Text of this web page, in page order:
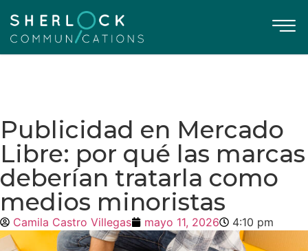
Publicidad en Mercado
Libre: por qué las marcas
deberían tratarla como
medios minoristas
Camila Castro Villegas mayo 11, 2026 4:10 pm